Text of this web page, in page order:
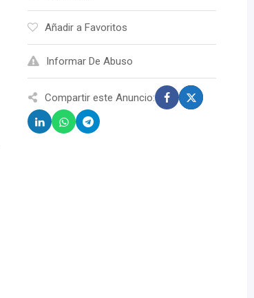
Añadir a Favoritos
Informar De Abuso
Compartir este Anuncio: